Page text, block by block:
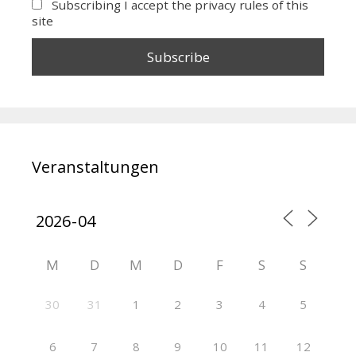
Subscribing I accept the privacy rules of this
site
Veranstaltungen
M D M D F S S
30 31 1 2 3 4 5
6 7 8 9 10 11 12